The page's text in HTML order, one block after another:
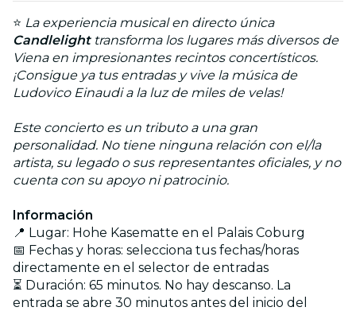
⭐ La experiencia musical en directo única
Candlelighttransforma los lugares más diversos de
Viena en impresionantes recintos concertísticos.
¡Consigue ya tus entradas y vive la música de
Ludovico Einaudi a la luz de miles de velas!
Este concierto es un tributo a una gran
personalidad. No tiene ninguna relación con el/la
artista, su legado o sus representantes oficiales, y no
cuenta con su apoyo ni patrocinio.
Información
📍 Lugar: Hohe Kasematte en el Palais Coburg
📅 Fechas y horas: selecciona tus fechas/horas
directamente en el selector de entradas
⏳ Duración: 65 minutos. No hay descanso. La
entrada se abre 30 minutos antes del inicio del